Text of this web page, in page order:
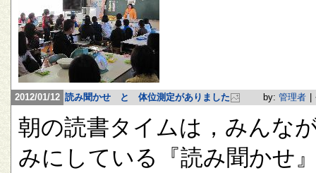
2012/01/12 読み聞かせ と 体位測定がありました by: 管理者
朝の読書タイムは，みんな
みにしている『読み聞かせ